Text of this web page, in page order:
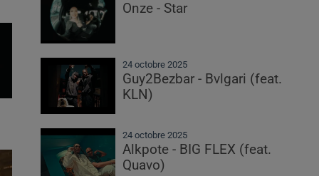
Onze - Star
24 octobre 2025
Guy2Bezbar - Bvlgari (feat.
KLN)
24 octobre 2025
Alkpote - BIG FLEX (feat.
Quavo)